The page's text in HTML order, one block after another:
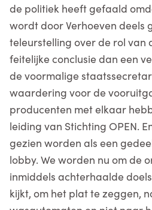
de politiek heeft gefaald
wordt door Verhoeven deels
teleurstelling over de rol van
feitelijke conclusie dan een
de voormalige
waardering voor de
producenten met elkaar
leiding van Stichting OPEN.
gezien worden als een
lobby. We worden nu om de
inmiddels achterhaalde
kijkt, om het plat te zeggen,